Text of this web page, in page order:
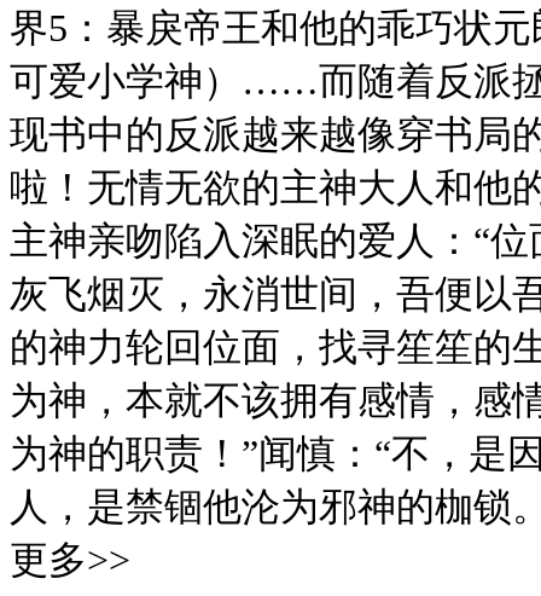
界5：暴戾帝王和他的乖巧状
可爱小学神）……而随着反派
现书中的反派越来越像穿书局
啦！无情无欲的主神大人和他
主神亲吻陷入深眠的爱人：“
灰飞烟灭，永消世间，吾便以
的神力轮回位面，找寻笙笙的
为神，本就不该拥有感情，感
为神的职责！”闻慎：“不，是
人，是禁锢他沦为邪神的枷锁
更多>>